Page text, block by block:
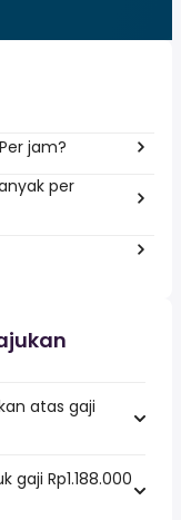
jam?
per
atas gaji
Rp1.188.000